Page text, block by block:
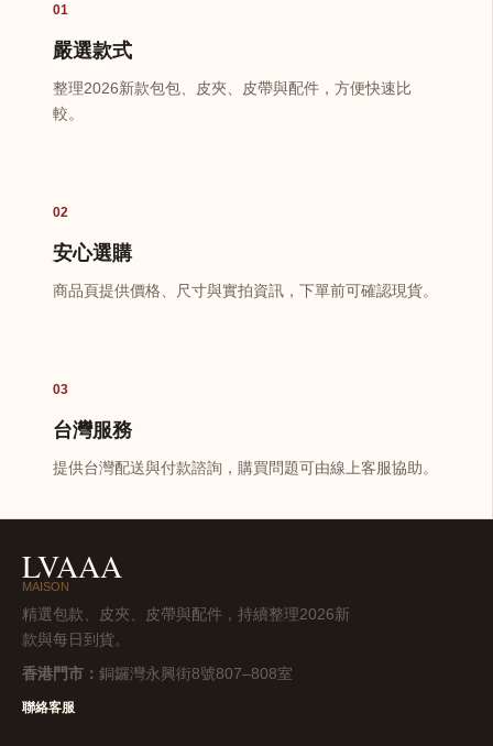
01
嚴選款式
整理2026新款包包、皮夾、皮帶與配件，方便快速比
較。
02
安心選購
商品頁提供價格、尺寸與實拍資訊，下單前可確認現貨。
03
台灣服務
提供台灣配送與付款諮詢，購買問題可由線上客服協助。
LVAAA
MAISON
精選包款、皮夾、皮帶與配件，持續整理2026新
款與每日到貨。
香港門市： 銅鑼灣永興街8號807–808室
聯絡客服